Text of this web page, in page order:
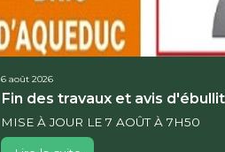
6 août 2026
Fin des travaux et avis
MISE À JOUR LE 7 AOÛT À 7H50